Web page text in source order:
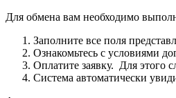
Для обмена вам необходимо
Заполните все поля
Ознакомьтесь с условиями
Оплатите заявку. Для этого
Система автоматически